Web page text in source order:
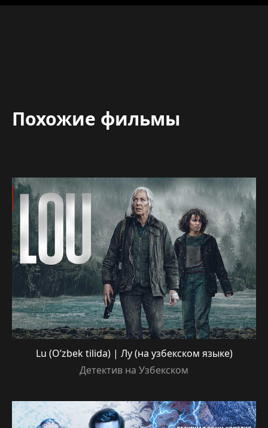
Похожие фильмы
Lu (O’zbek tilida) | Лу (на узбекском языке)
Детектив на Узбекском